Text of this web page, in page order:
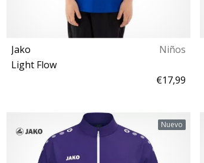
Jako
Niños
Light Flow
€17,99
152 Nuevo